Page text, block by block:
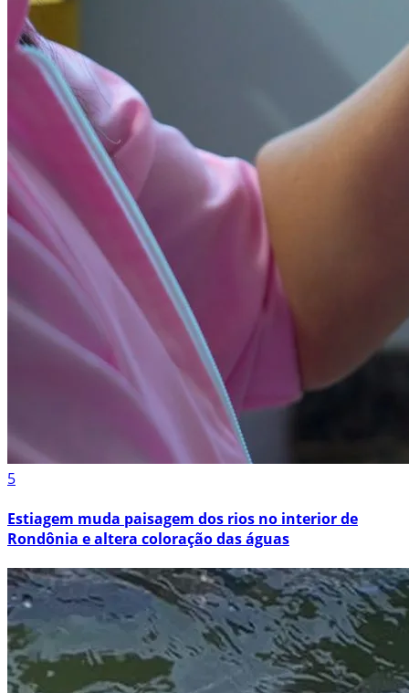
5
Estiagem muda paisagem dos rios no interior de
Rondônia e altera coloração das águas